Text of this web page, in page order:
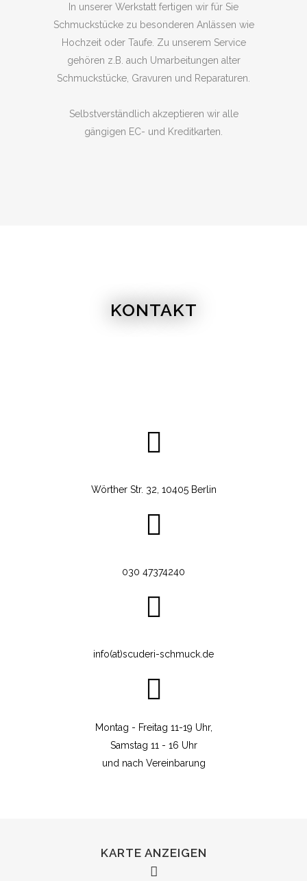
In unserer Werkstatt fertigen wir für Sie
Schmuckstücke zu besonderen Anlässen wie
Hochzeit oder Taufe. Zu unserem Service
gehören z.B. auch Umarbeitungen alter
Schmuckstücke, Gravuren und Reparaturen.
Selbstverständlich akzeptieren wir alle
gängigen EC- und Kreditkarten.
KONTAKT
Wörther Str. 32, 10405 Berlin
030 47374240
info(at)scuderi-schmuck.de
Montag - Freitag 11-19 Uhr,
Samstag 11 - 16 Uhr
und nach Vereinbarung
KARTE ANZEIGEN